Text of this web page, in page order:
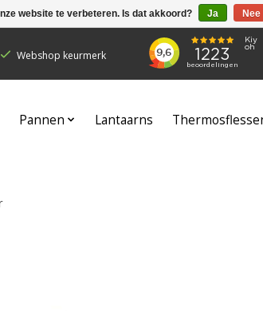
Webshop keurmerk
Pannen Lantaarns
website te verbeteren. Is dat akkoord? Ja Nee